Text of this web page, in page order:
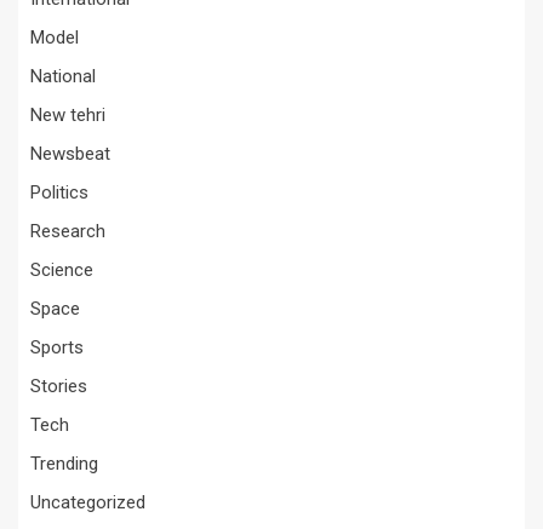
Model
National
New tehri
Newsbeat
Politics
Research
Science
Space
Sports
Stories
Tech
Trending
Uncategorized